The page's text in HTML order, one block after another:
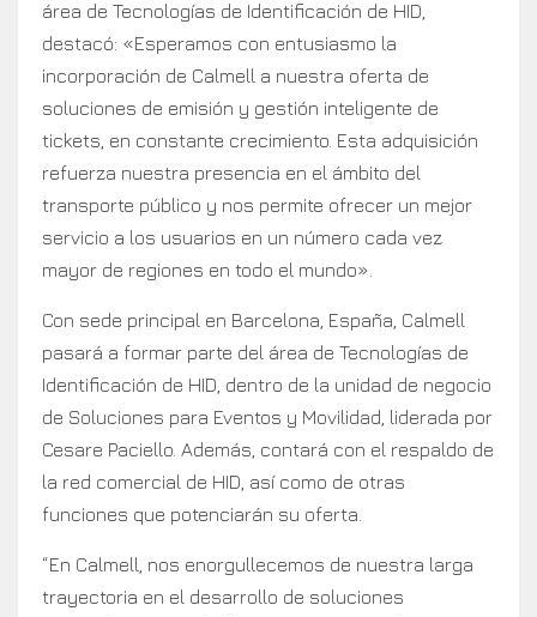
área de Tecnologías de Identificación de HID,
destacó: «Esperamos con entusiasmo la
incorporación de Calmell a nuestra oferta de
soluciones de emisión y gestión inteligente de
tickets, en constante crecimiento. Esta adquisición
refuerza nuestra presencia en el ámbito del
transporte público y nos permite ofrecer un mejor
servicio a los usuarios en un número cada vez
mayor de regiones en todo el mundo».
Con sede principal en Barcelona, España, Calmell
pasará a formar parte del área de Tecnologías de
Identificación de HID, dentro de la unidad de negocio
de Soluciones para Eventos y Movilidad, liderada por
Cesare Paciello. Además, contará con el respaldo de
la red comercial de HID, así como de otras
funciones que potenciarán su oferta.
“En Calmell, nos enorgullecemos de nuestra larga
trayectoria en el desarrollo de soluciones